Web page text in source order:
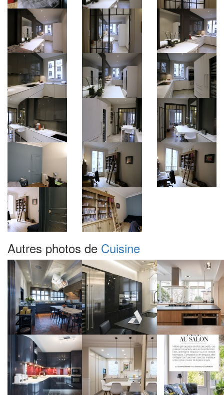
Autres photos de Cuisine